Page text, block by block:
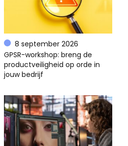
8 september 2026
GPSR-workshop: breng de
productveiligheid op orde in
jouw bedrijf